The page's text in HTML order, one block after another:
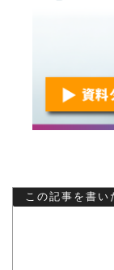
この記事を書い